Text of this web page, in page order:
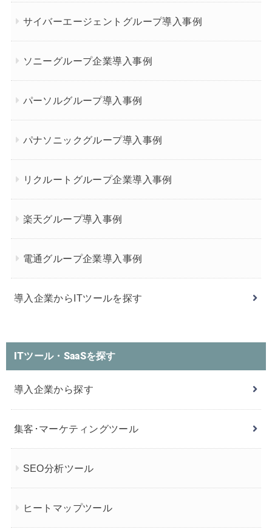
サイバーエージェントグループ導入事例
ソニーグループ企業導入事例
パーソルグループ導入事例
パナソニックグループ導入事例
リクルートグループ企業導入事例
楽天グループ導入事例
電通グループ企業導入事例
導入企業からITツールを探す
ITツール・SaaSを探す
導入企業から探す
集客･マーケティングツール
SEO分析ツール
ヒートマップツール